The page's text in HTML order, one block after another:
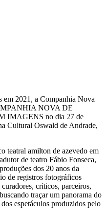
em 2021, a Companhia Nova
NOVA DE
IMAGENS no dia 27 de
Cultural Oswald de Andrade,
teatral amilton de azevedo em
de teatro Fábio Fonseca,
dos 20 anos da
de registros fotográficos
críticos, parceiros,
traçar um panorama do
espetáculos produzidos pelo